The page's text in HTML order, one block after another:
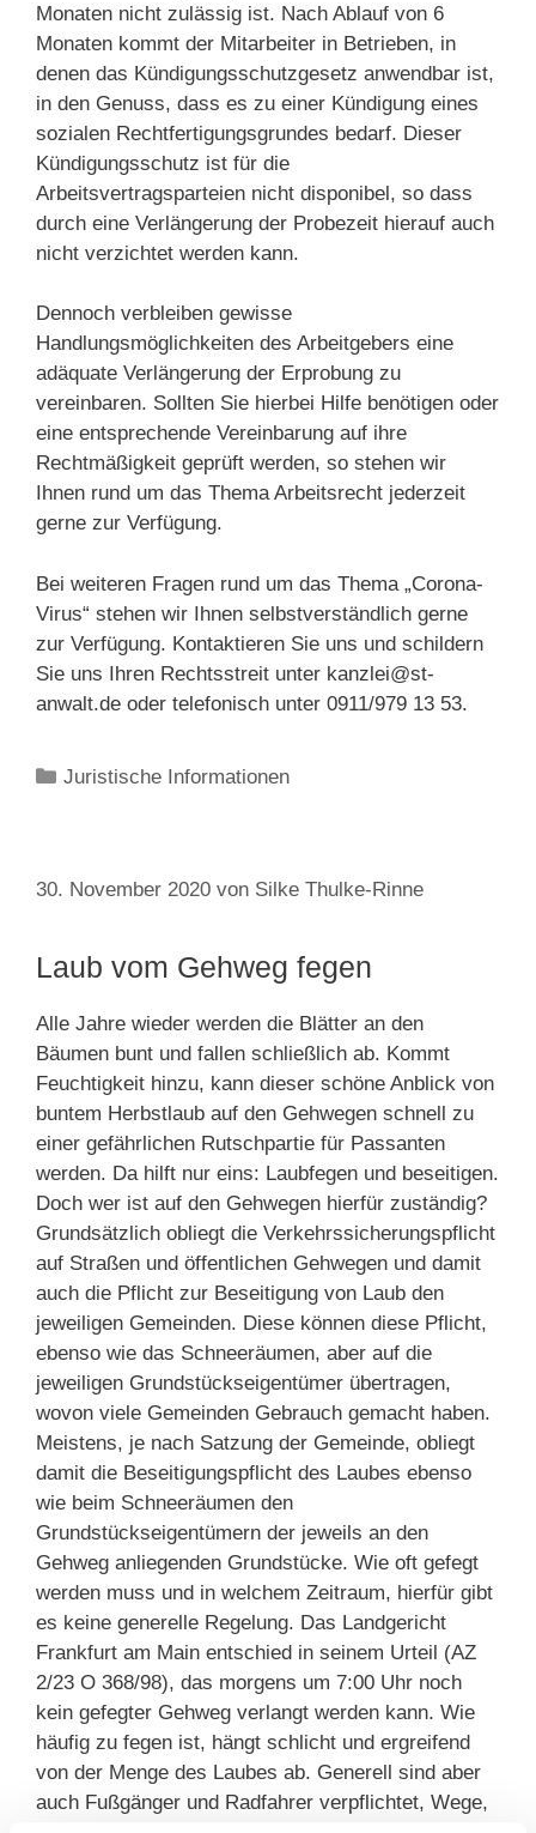
Monaten nicht zulässig ist. Nach Ablauf von 6
Monaten kommt der Mitarbeiter in Betrieben, in
denen das Kündigungsschutzgesetz anwendbar ist,
in den Genuss, dass es zu einer Kündigung eines
sozialen Rechtfertigungsgrundes bedarf. Dieser
Kündigungsschutz ist für die
Arbeitsvertragsparteien nicht disponibel, so dass
durch eine Verlängerung der Probezeit hierauf auch
nicht verzichtet werden kann.
Dennoch verbleiben gewisse
Handlungsmöglichkeiten des Arbeitgebers eine
adäquate Verlängerung der Erprobung zu
vereinbaren. Sollten Sie hierbei Hilfe benötigen oder
eine entsprechende Vereinbarung auf ihre
Rechtmäßigkeit geprüft werden, so stehen wir
Ihnen rund um das Thema Arbeitsrecht jederzeit
gerne zur Verfügung.
Bei weiteren Fragen rund um das Thema „Corona-
Virus“ stehen wir Ihnen selbstverständlich gerne
zur Verfügung. Kontaktieren Sie uns und schildern
Sie uns Ihren Rechtsstreit unter kanzlei@st-
anwalt.de oder telefonisch unter 0911/979 13 53.
Kategorien
Juristische Informationen
30. November 2020 von Silke Thulke-Rinne
Laub vom Gehweg fegen
Alle Jahre wieder werden die Blätter an den
Bäumen bunt und fallen schließlich ab. Kommt
Feuchtigkeit hinzu, kann dieser schöne Anblick von
buntem Herbstlaub auf den Gehwegen schnell zu
einer gefährlichen Rutschpartie für Passanten
werden. Da hilft nur eins: Laubfegen und beseitigen.
Doch wer ist auf den Gehwegen hierfür zuständig?
Grundsätzlich obliegt die Verkehrssicherungspflicht
auf Straßen und öffentlichen Gehwegen und damit
auch die Pflicht zur Beseitigung von Laub den
jeweiligen Gemeinden. Diese können diese Pflicht,
ebenso wie das Schneeräumen, aber auf die
jeweiligen Grundstückseigentümer übertragen,
wovon viele Gemeinden Gebrauch gemacht haben.
Meistens, je nach Satzung der Gemeinde, obliegt
damit die Beseitigungspflicht des Laubes ebenso
wie beim Schneeräumen den
Grundstückseigentümern der jeweils an den
Gehweg anliegenden Grundstücke. Wie oft gefegt
werden muss und in welchem Zeitraum, hierfür gibt
es keine generelle Regelung. Das Landgericht
Frankfurt am Main entschied in seinem Urteil (AZ
2/23 O 368/98), das morgens um 7:00 Uhr noch
kein gefegter Gehweg verlangt werden kann. Wie
häufig zu fegen ist, hängt schlicht und ergreifend
von der Menge des Laubes ab. Generell sind aber
auch Fußgänger und Radfahrer verpflichtet, Wege,